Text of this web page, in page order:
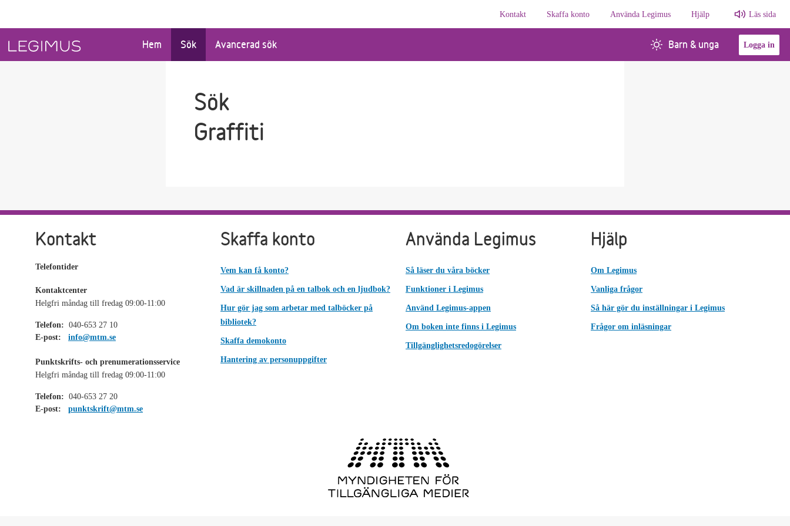
Kontakt
Skaffa konto Använda Legimus Hjälp Läs sida
Hem Sök Avancerad sök Barn & unga Logga in
Sök
Graffiti
Kontakt
Telefontider
Kontaktcenter
Helgfri måndag till fredag 09:00-11:00
Telefon: 040-653 27 10
E-post:
info@mtm.se
Punktskrifts- och prenumerationsservice
Helgfri måndag till fredag 09:00-11:00
Telefon: 040-653 27 20
E-post:
punktskrift@mtm.se
Skaffa konto
Vem kan få konto?
Vad är skillnaden på en talbok och en ljudbok?
Hur gör jag som arbetar med talböcker på
bibliotek?
Skaffa demokonto
Hantering av personuppgifter
Använda Legimus
Så läser du våra böcker
Funktioner i Legimus
Använd Legimus-appen
Om boken inte finns i Legimus
Tillgänglighetsredogörelser
Hjälp
Om Legimus
Vanliga frågor
Så här gör du inställningar i Legimus
Frågor om inläsningar